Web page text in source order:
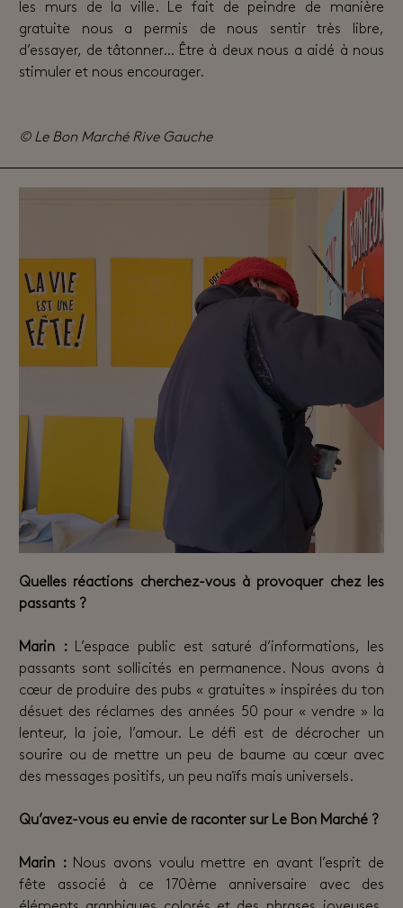
les murs de la ville. Le fait de peindre de manière
gratuite nous a permis de nous sentir très libre,
d’essayer, de tâtonner… Être à deux nous a aidé à nous
stimuler et nous encourager.
© Le Bon Marché Rive Gauche
Quelles réactions cherchez-vous à provoquer chez les
passants ?
Marin :L’espace public est saturé d’informations, les
passants sont sollicités en permanence. Nous avons à
cœur de produire des pubs « gratuites » inspirées du ton
désuet des réclames des années 50 pour « vendre » la
lenteur, la joie, l’amour. Le défi est de décrocher un
sourire ou de mettre un peu de baume au cœur avec
des messages positifs, un peu naïfs mais universels.
Qu’avez-vous eu envie de raconter sur Le Bon Marché ?
Marin :Nous avons voulu mettre en avant l’esprit de
fête associé à ce 170ème anniversaire avec des